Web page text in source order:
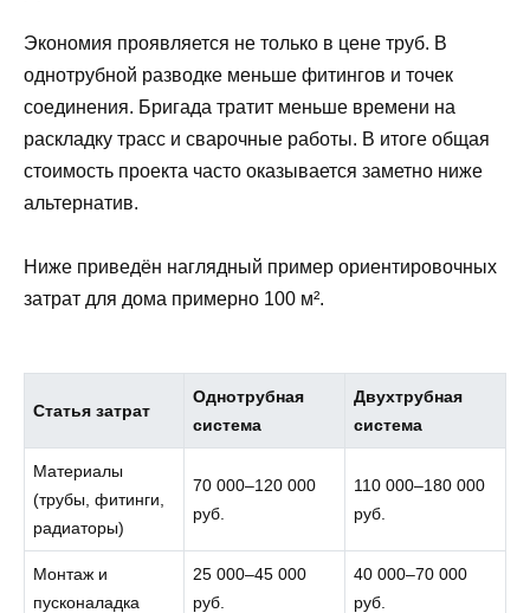
Экономия проявляется не только в цене труб. В
однотрубной разводке меньше фитингов и точек
соединения. Бригада тратит меньше времени на
раскладку трасс и сварочные работы. В итоге общая
стоимость проекта часто оказывается заметно ниже
альтернатив.
Ниже приведён наглядный пример ориентировочных
затрат для дома примерно 100 м².
Статья затрат
Однотрубная
система
Двухтрубная
система
Материалы
(трубы, фитинги,
радиаторы)
70 000–120 000
руб.
110 000–180 000
руб.
Монтаж и
пусконаладка
25 000–45 000
руб.
40 000–70 000
руб.